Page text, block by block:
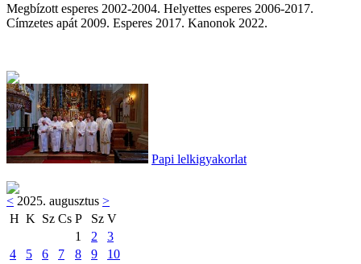
Megbízott esperes 2002-2004. Helyettes esperes 2006-2017.
Címzetes apát 2009. Esperes 2017. Kanonok 2022.
Papi lelkigyakorlat
< 2025. augusztus >
H K Sz Cs P Sz V
1
2
3
4
5 6 7 8 9
10